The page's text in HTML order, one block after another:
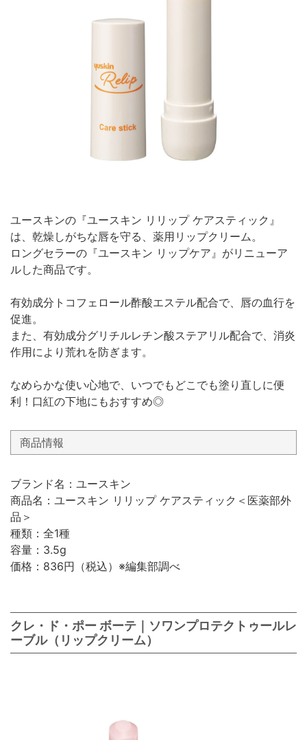
ユースキンの『ユースキン リリップ ケアスティック』
は、乾燥しがちな唇を守る、薬用リップクリーム。
ロングセラーの『ユースキン リップケア』がリニューア
ルした商品です。
有効成分トコフェロール酢酸エステル配合で、唇の血行を
促進。
また、有効成分グリチルレチン酸ステアリル配合で、消炎
作用により荒れを防ぎます。
なめらかな使い心地で、いつでもどこでも塗り直しに便
利！口紅の下地にもおすすめ◎
商品情報
ブランド名：ユースキン
商品名：ユースキン リリップ ケアスティック＜医薬部外
品＞
種類：全1種
容量：3.5g
価格：836円（税込）※編集部調べ
クレ・ド・ポー ボーテ｜ソワンプロテクトゥールレ
ーブル（リップクリーム）